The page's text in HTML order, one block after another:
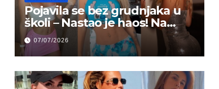
Pojavila se bez grudnjaka u
školi – Nastao je haos! Na
grupi je majke napale (FOTO)
07/07/2026